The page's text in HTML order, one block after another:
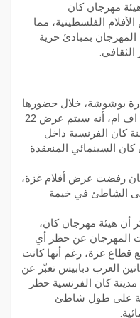
مهرجان كان
الفلسطينية، مما
بمبادئ حرية
الثقافي.
درة بوشوشة، خلال حضورها
في برنامج “نجوم” في إذاعة موزاييك اف ام، أنه سيتم عرض 22
كان الفرنسية داخل
الدورة 77 لمهرجان كان السينمائي المنعقدة
رفضت عرض أفلام غزة،
الشاطئ في خيمة
أن هيئة مهرجان كان،
المهرجان عن حظر أي
قطاع غزة، رغم أنها كانت
العرب دبابيس تعبّر عن
كان الفرنسية حظر
على طول شاطئ